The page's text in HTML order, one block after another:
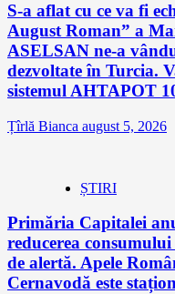
S-a aflat cu ce va fi
August Roman” a
ASELSAN ne-a
dezvoltate în Turcia.
sistemul AHTAPOT
Țîrlă Bianca august 5, 2026
ȘTIRI
Primăria Capitalei
reducerea
de alertă. Apele
Cernavodă este